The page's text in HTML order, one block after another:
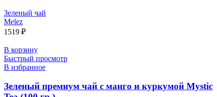
Зеленый чай
Melez
1519 ₽
В корзину
Быстрый просмотр
В избранное
Зеленый премиум чай с манго и куркумой Mystic